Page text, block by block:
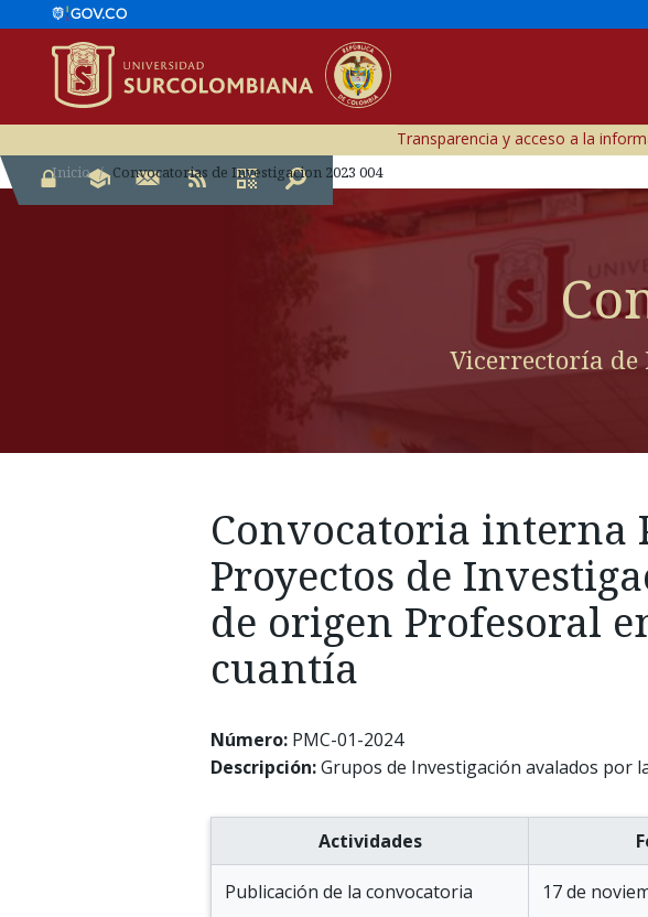
Transparencia y acceso a la
Inicio Convocatorias de Investigacion 2023 004
Vicerrectoría de
Convocatoria interna
Proyectos de
de origen Profesoral
cuantía
Número: PMC-01-2024
Descripción:Grupos de Investigación avalados por
Actividades
Publicación de la convocatoria 17 de